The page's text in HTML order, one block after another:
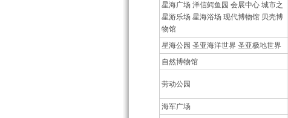
星海广场 洋信鳄鱼园 会展中心 城市之
星游乐场 星海浴场 现代博物馆 贝壳博
物馆
星海公园 圣亚海洋世界 圣亚极地世界
自然博物馆
劳动公园
海军广场